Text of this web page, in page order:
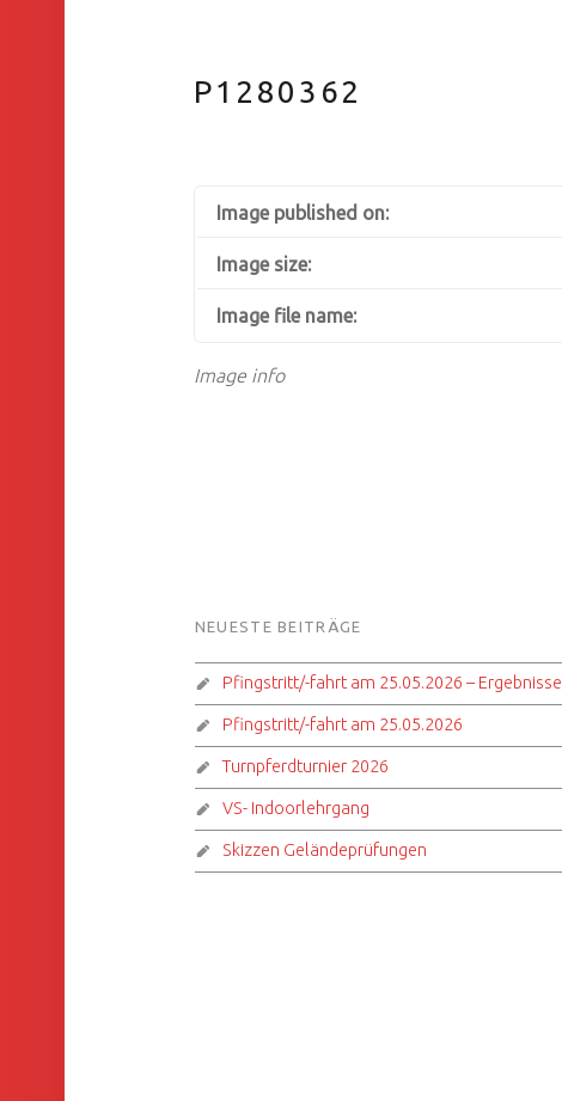
P1280362
Image info
Image published on:
Image size:
Image file name:
FOOTER SIDEBAR
NEUESTE BEITRÄGE
Pfingstritt/-fahrt am 25.05.2026 – Ergebnisse
Pfingstritt/-fahrt am 25.05.2026
Turnpferdturnier 2026
VS- Indoorlehrgang
Skizzen Geländeprüfungen